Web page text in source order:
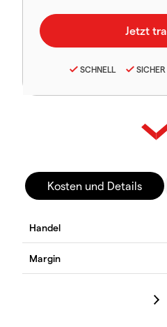
SCHNELL SICHER
Kosten und Details